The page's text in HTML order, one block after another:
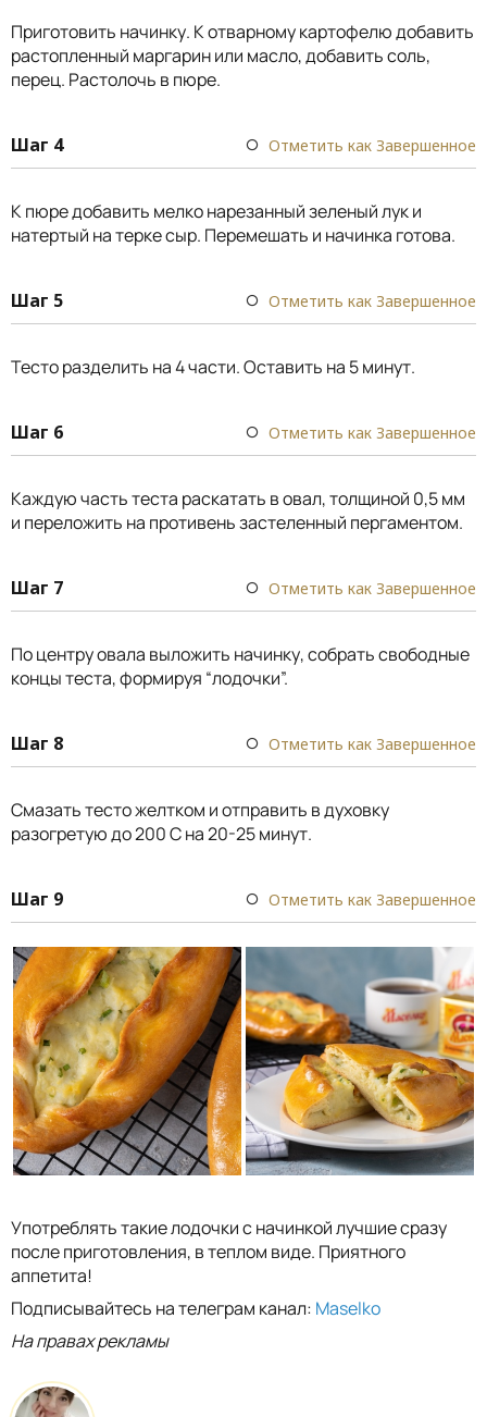
Приготовить начинку. К отварному картофелю добавить
растопленный маргарин или масло, добавить соль,
перец. Растолочь в пюре.
Шаг 4 Отметить как Завершенное
К пюре добавить мелко нарезанный зеленый лук и
натертый на терке сыр. Перемешать и начинка готова.
Шаг 5 Отметить как Завершенное
Тесто разделить на 4 части. Оставить на 5 минут.
Шаг 6 Отметить как Завершенное
Каждую часть теста раскатать в овал, толщиной 0,5 мм
и переложить на противень застеленный пергаментом.
Шаг 7 Отметить как Завершенное
По центру овала выложить начинку, собрать свободные
концы теста, формируя “лодочки”.
Шаг 8 Отметить как Завершенное
Смазать тесто желтком и отправить в духовку
разогретую до 200 С на 20-25 минут.
Шаг 9 Отметить как Завершенное
Употреблять такие лодочки с начинкой лучшие сразу
после приготовления, в теплом виде. Приятного
аппетита!
Подписывайтесь на телеграм канал: Maselko
На правах рекламы